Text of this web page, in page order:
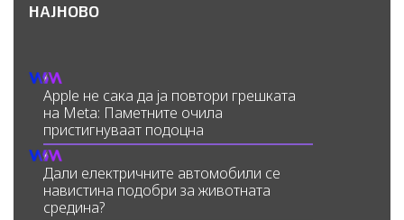
НАЈНОВО
Apple не сака да ја повтори грешката
на Meta: Паметните очила
пристигнуваат подоцна
Дали електричните автомобили се
навистина подобри за животната
средина?